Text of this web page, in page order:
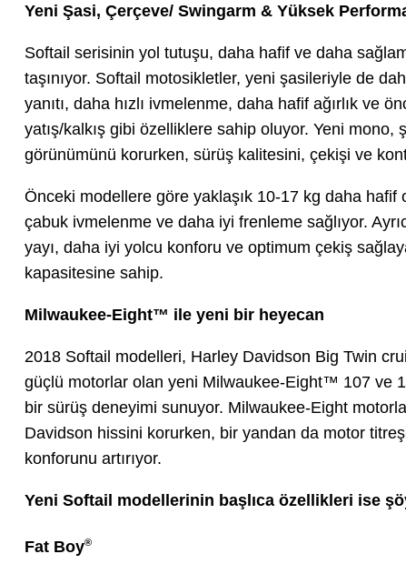
Yeni Şasi, Çerçeve/ Swingarm & Yüksek
Softail serisinin yol tutuşu, daha hafif ve daha
taşınıyor. Softail motosikletler, yeni şasileriyle de
yanıtı, daha hızlı ivmelenme, daha hafif ağırlık ve
yatış/kalkış gibi özelliklere sahip oluyor. Yeni mono,
görünümünü korurken, sürüş kalitesini, çekişi ve
Önceki modellere göre yaklaşık 10-17 kg daha
çabuk ivmelenme ve daha iyi frenleme sağlıyor.
yayı, daha iyi yolcu konforu ve optimum çekiş
kapasitesine sahip.
Milwaukee-Eight™ ile yeni bir heyecan
2018 Softail modelleri, Harley Davidson Big Twin
güçlü motorlar olan yeni Milwaukee-Eight™ 107 ve
bir sürüş deneyimi sunuyor. Milwaukee-Eight
Davidson hissini korurken, bir yandan da motor
konforunu artırıyor.
Yeni Softail modellerinin başlıca özellikleri ise
Fat Boy®